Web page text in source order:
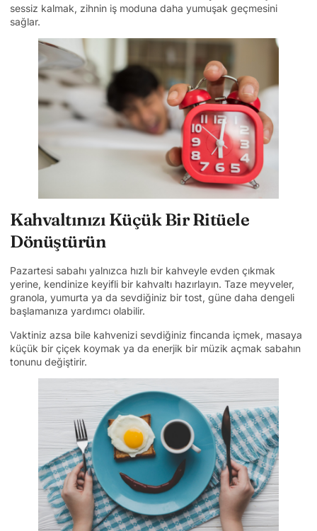
sessiz kalmak, zihnin iş moduna daha yumuşak geçmesini
sağlar.
Kahvaltınızı Küçük Bir Ritüele
Dönüştürün
Pazartesi sabahı yalnızca hızlı bir kahveyle evden çıkmak
yerine, kendinize keyifli bir kahvaltı hazırlayın. Taze meyveler,
granola, yumurta ya da sevdiğiniz bir tost, güne daha dengeli
başlamanıza yardımcı olabilir.
Vaktiniz azsa bile kahvenizi sevdiğiniz fincanda içmek, masaya
küçük bir çiçek koymak ya da enerjik bir müzik açmak sabahın
tonunu değiştirir.